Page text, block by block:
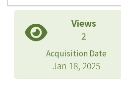
Views
2
Acquisition Date
Jan 18, 2025